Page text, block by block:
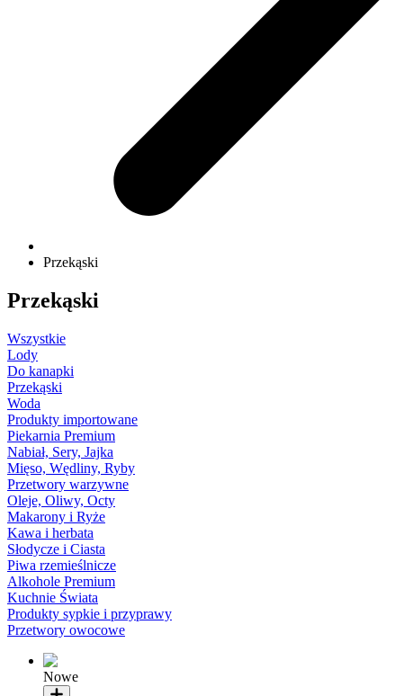
Przekąski
Przekąski
Wszystkie
Lody
Do kanapki
Przekąski
Woda
Produkty importowane
Piekarnia Premium
Nabiał, Sery, Jajka
Mięso, Wędliny, Ryby
Przetwory warzywne
Oleje, Oliwy, Octy
Makarony i Ryże
Kawa i herbata
Słodycze i Ciasta
Piwa rzemieślnicze
Alkohole Premium
Kuchnie Świata
Produkty sypkie i przyprawy
Przetwory owocowe
Nowe